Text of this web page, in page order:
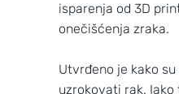
isparenja od 3D
onečišćenja zraka.
Utvrđeno je kako
uzrokovati rak.
3